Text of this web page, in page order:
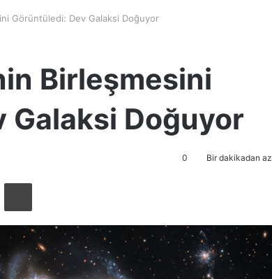
Görüntüledi: Dev Galaksi Doğuyor
Birleşmesini
Galaksi Doğuyor
0 Bir dakikadan az